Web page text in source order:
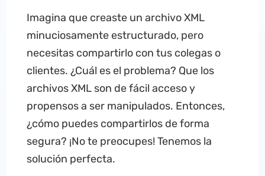
Imagina que creaste un archivo XML
minuciosamente estructurado, pero
necesitas compartirlo con tus colegas o
clientes. ¿Cuál es el problema? Que los
archivos XML son de fácil acceso y
propensos a ser manipulados. Entonces,
¿cómo puedes compartirlos de forma
segura? ¡No te preocupes! Tenemos la
solución perfecta.